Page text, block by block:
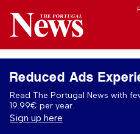
Reduced Ads
Read The Portugal News with
19.99€ per year.
Sign up here